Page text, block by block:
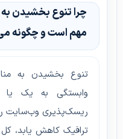
چرا تنوع بخشیدن
مهم است و چگونه
تنوع بخشیدن به
وابستگی به یک یا
ریسک‌پذیری وب‌سایت را
ترافیک کاهش یابد،